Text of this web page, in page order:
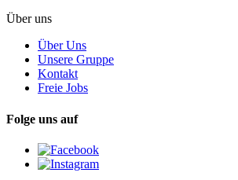
Über uns
Über Uns
Unsere Gruppe
Kontakt
Freie Jobs
Folge uns auf